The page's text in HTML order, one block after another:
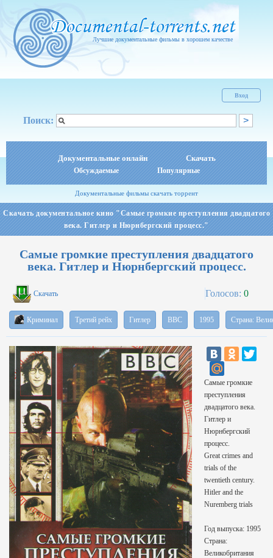
Лучшие документальные фильмы в хорошем качестве
Вход
Поиск:
Документальные онлайн Скачать
Обсуждаемые Популярные
Документальные фильмы скачать торрент
Скачать документальное кино "Самые громкие преступления двадцатого
века. Гитлер и Нюрнбергский процесс."
Самые громкие преступления двадцатого
века. Гитлер и Нюрнбергский процесс.
Скачать Голосов: 0
Криминал Третий рейх Гитлер BBC 1995 Страна:
Самые громкие
преступления
двадцатого века.
Гитлер и
Нюрнбергский
процесс.
Great crimes and
trials of the
twentieth century.
Hitler and the
Nuremberg trials
Год выпуска: 1995
Страна:
Великобритания